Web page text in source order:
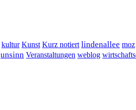
kultur Kunst Kurz notiert lindenallee moz
unsinn Veranstaltungen weblog